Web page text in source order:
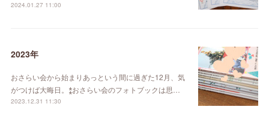
2024.01.27 11:00
2023年
おさらい会から始まりあっという間に過ぎた12月、気
がつけば大晦日。⁑おさらい会のフォトブックは思…
2023.12.31 11:30